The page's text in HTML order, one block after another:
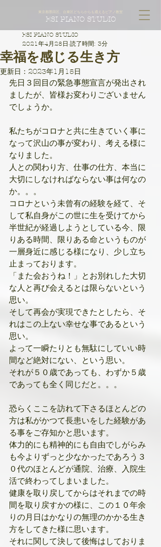
東京都墨田区、台東区どちらからも通えるピアノ教室
ESI PIANO STUDIO
幸福を感じる生き方
ESI PIANO STUDIO
2021年4月28日 読了時間: 3分
更新日： 2023年1月15日
先日３回目の緊急事態宣言が発出され
ましたが、皆様お変わりございません
でしょうか。
私たちがコロナと共に生きていく事に
なって沢山の事が変わり、考える様に
なりました。
人との関わり方、仕事の仕方、本当に
大切にしなければならない事は何なの
か。。。
コロナという未曾有の経験を経て、そ
して私自身がこの世に生を受けてから
半世紀が経過しようとしている今、限
りある時間、限りある命というものが
一層身近に感じる様になり、少し立ち
止まっております。
「また会おうね！」とお別れした大切
な人と再び会えるとは限らないという
思い。
そして再会が実現できたとしたら、そ
れはこの上ない幸せな事であるという
思い。
よって一瞬たりとも無駄にしていい時
間など絶対にない、という思い。
それが５０歳であっても、わずか５歳
であっても全く同じだと。。。
恐らくここを訪れて下さるほとんどの
方は私がかつて長患いをした経験があ
る事をご存知かと思います。
体力的にも精神的にも自由でしがらみ
も今よりずっと少なかったであろう３
０代のほとんどが通院、治療、入院生
活で終わってしまいました。
健康を取り戻してからはそれまでの時
間を取り戻すかの様に、この１０年余
りの月日はかなりの無理のかかる生き
方をしてきた様に思います。
それに関して決して後悔はしておりま